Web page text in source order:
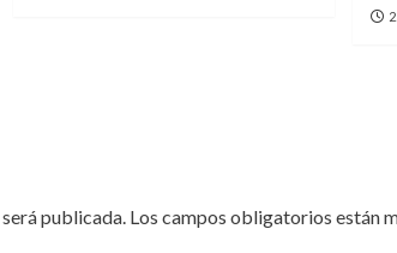
publicada. Los campos obligatorios están